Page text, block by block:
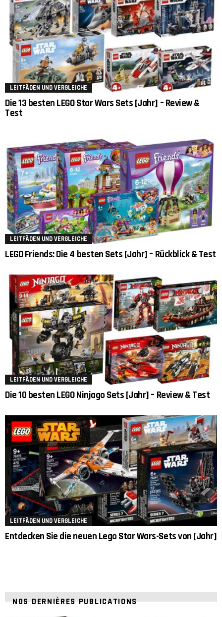
LEITFÄDEN UND VERGLEICHE
Die 13 besten LEGO Star Wars Sets [Jahr] – Review &
Test
LEITFÄDEN UND VERGLEICHE
LEGO Friends: Die 4 besten Sets [Jahr] – Rückblick & Test
LEITFÄDEN UND VERGLEICHE
Die 10 besten LEGO Ninjago Sets [Jahr] – Review & Test
LEITFÄDEN UND VERGLEICHE
Entdecken Sie die neuen Lego Star Wars-Sets von [Jahr]
NOS DERNIÈRES PUBLICATIONS